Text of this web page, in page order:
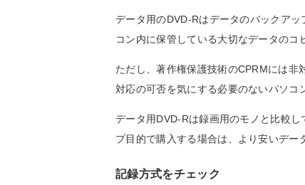
データ用のDVD-Rはデータのバックア
コン内に保管している大切なデータのコ
ただし、著作権保護技術のCPRMには非
対応の可否を気にする必要のないパソコ
データ用DVD-Rは録画用のモノと比較
プ目的で購入する場合は、より安いデー
記録方式をチェック